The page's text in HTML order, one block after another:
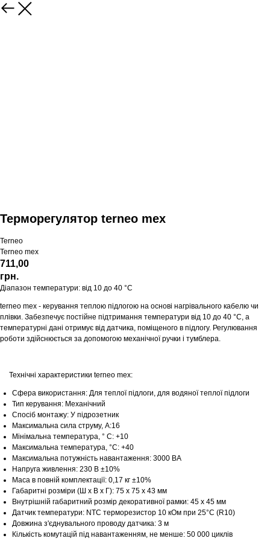
Терморегулятор terneo mex
Terneo
Terneo mex
711,00
грн.
Діапазон температури: від 10 до 40 °С
terneo mex - керування теплою підлогою на основі нагрівального кабелю чи
плівки. Забезпечує постійне підтримання температури від 10 до 40 °С, а
температурні дані отримує від датчика, поміщеного в підлогу. Регулювання
роботи здійснюється за допомогою механічної ручки і тумблера.
Технічні характеристики terneo mex:
Сфера використання: Для теплої підлоги, для водяної теплої підлоги
Тип керування: Механічний
Спосіб монтажу: У підрозетник
Максимальна сила струму, A:16
Мінімальна температура, ° C: +10
Максимальна температура, °C: +40
Максимальна потужність навантаження: 3000 ВА
Напруга живлення: 230 В ±10%
Маса в повній комплектації: 0,17 кг ±10%
Габаритні розміри (Ш х В х Г): 75 х 75 х 43 мм
Внутрішній габаритний розмір декоративної рамки: 45 х 45 мм
Датчик температури: NTC терморезистор 10 кОм при 25°С (R10)
Довжина з'єднувального проводу датчика: 3 м
Кількість комутацій під навантаженням, не менше: 50 000 циклів